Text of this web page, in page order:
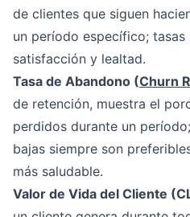
de clientes que siguen
un período específico;
satisfacción y lealtad.
Tasa de Abandono (Churn
de retención, muestra el
perdidos durante un
bajas siempre son
más saludable.
Valor de Vida del Cliente